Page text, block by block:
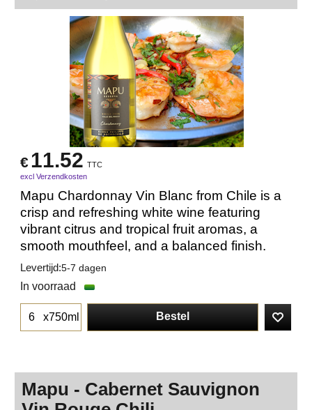
€11.52 TTC
excl Verzendkosten
Mapu Chardonnay Vin Blanc from Chile is a
crisp and refreshing white wine featuring
vibrant citrus and tropical fruit aromas, a
smooth mouthfeel, and a balanced finish.
Levertijd:5-7 dagen
In voorraad
x750ml Bestel
Mapu - Cabernet Sauvignon